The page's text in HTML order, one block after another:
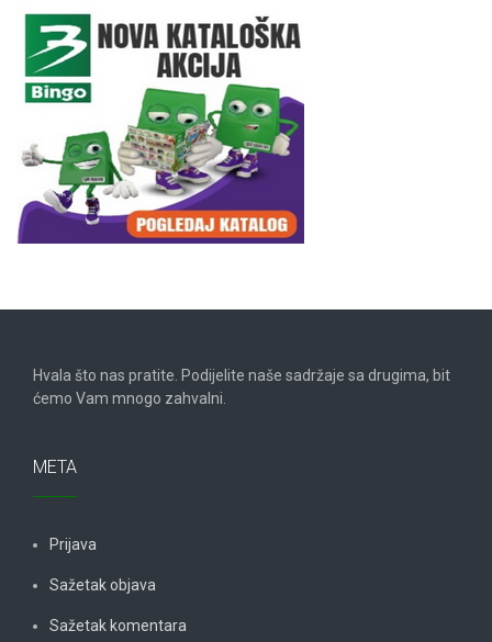
Hvala što nas pratite. Podijelite naše sadržaje sa drugima, bit
ćemo Vam mnogo zahvalni.
META
Prijava
Sažetak objava
Sažetak komentara